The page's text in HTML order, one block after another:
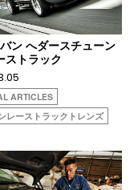
ン へダースチューン
ストラック
ARTICLES
レーストラックトレンズ